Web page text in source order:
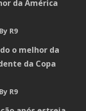
da América
By R9
o melhor da
da Copa
By R9